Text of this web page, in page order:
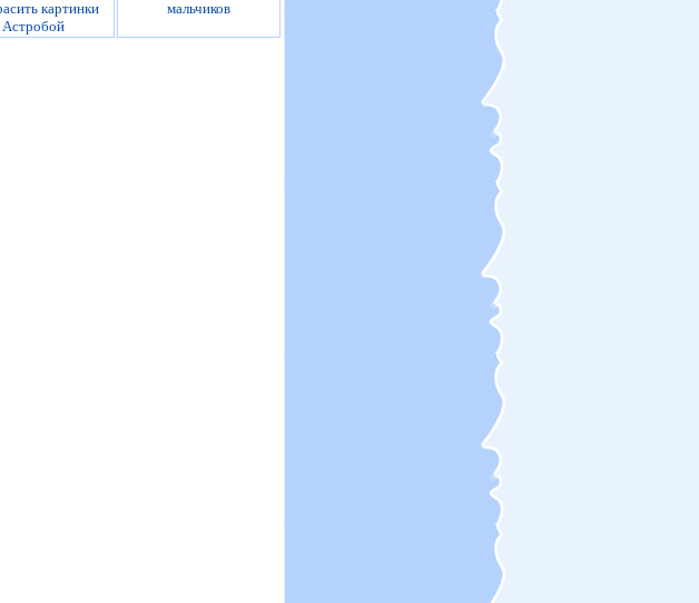
картинки
Астробой
мальчиков